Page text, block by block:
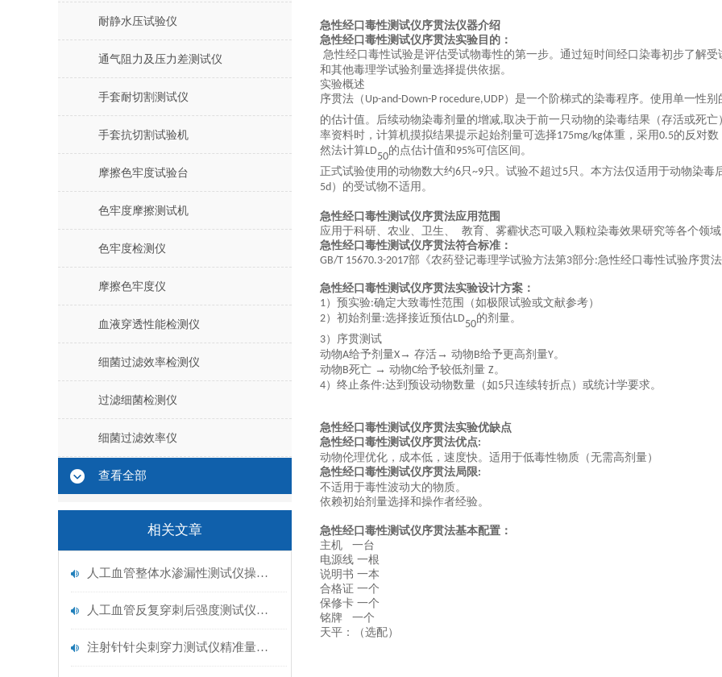
耐静水压试验仪
通气阻力及压力差测试仪
手套耐切割测试仪
手套抗切割试验机
摩擦色牢度试验台
色牢度摩擦测试机
色牢度检测仪
摩擦色牢度仪
血液穿透性能检测仪
细菌过滤效率检测仪
过滤细菌检测仪
细菌过滤效率仪
查看全部
相关文章
人工血管整体水渗漏性测试仪操作中最容易出错的步骤
人工血管反复穿刺后强度测试仪是什么？透析患者的“生命管“质量靠它把关！
注射针针尖刺穿力测试仪精准量化针尖锋利度，构筑临床安全防线
急性经口毒性测试仪序贯法仪器介绍
急性经口毒性测试仪序贯法实验目的：
急性经口毒性试验是评估受试物毒性的第一步。通过短时间经口染毒初步了解
和其他毒理学试验剂量选择提供依据。
实验概述
序贯法（ Up-and-Down-P rocedure,UDP）是一个阶梯式的染毒程序。使用单一性别
的估计值。后续动物染毒剂量的增减,取决于前一只动物的染毒结果（存活或死
率资料时，计算机摸拟结果提示起始剂量可选择175mg/kg体重，采用0.5的反对
然法计算LD50
的点估计值和 95%可信区间。
正式试验使用的动物数大约6只~9只。试验不超过5只。本方法仅适用于动物染毒
5d）的受试物不适用。
急性经口毒性测试仪序贯法应用范围
应用于科研、农业、卫生、 教育、雾霾状态可吸入颗粒染毒效果研究等各个领域
急性经口毒性测试仪序贯法符合标准：
GB/T 15670.3-2017部《农药登记毒理学试验方法第3部分:急性经口毒性试验序贯
急性经口毒性测试仪序贯法实验设计方案：
1）预实验:确定大致毒性范围（如极限试验或文献参考）
2）初始剂量:选择接近预估LD50
的剂量。
3）序贯测试
动物A给予剂量X → 存活→ 动物B给予更高剂量Y。
动物B死亡 → 动物C给予较低剂量 Z。
4）终止条件:达到预设动物数量（如5只连续转折点）或统计学要求。
急性经口毒性测试仪序贯法实验优缺点
急性经口毒性测试仪序贯法优点:
动物伦理优化，成本低，速度快。适用于低毒性物质（无需高剂量）
急性经口毒性测试仪序贯法局限:
不适用于毒性波动大的物质。
依赖初始剂量选择和操作者经验。
急性经口毒性测试仪序贯法基本配置：
主机 一台
电源线 一根
说明书 一本
合格证 一个
保修卡 一个
铭牌 一个
天平：（选配）